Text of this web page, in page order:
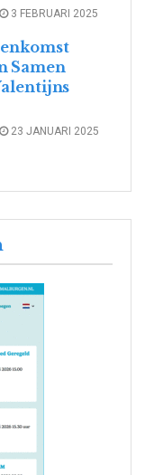
3 FEBRUARI 2025
Samen
23 JANUARI 2025